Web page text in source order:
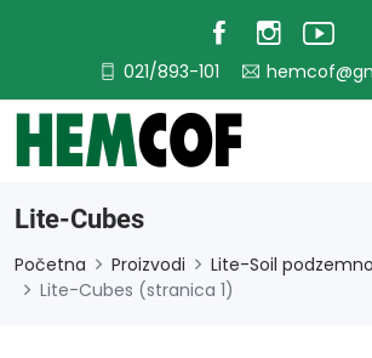
021/893-101
Lite-Cubes
Početna Proizvodi
Lite-Soil
Lite-Cubes (stranica 1)